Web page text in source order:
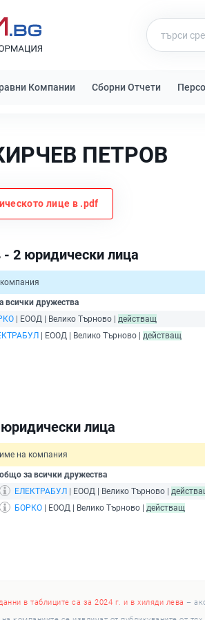
Компании Сборни Отчети
ПЕТРОВ
лице в .pdf
2 юридически лица
всички дружества
| ЕООД | Велико Търново | действащ
| ЕООД | Велико Търново | действащ
лица
име на компания
общо за всички дружества
ЕЛЕКТРАБУЛ | ЕООД | Велико Търново |
БОРКО | ЕООД | Велико Търново | действащ
в таблиците са за 2024 г. и в хиляди лева –